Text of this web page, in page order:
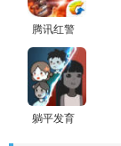
腾讯红警
OL游戏
躺平发育